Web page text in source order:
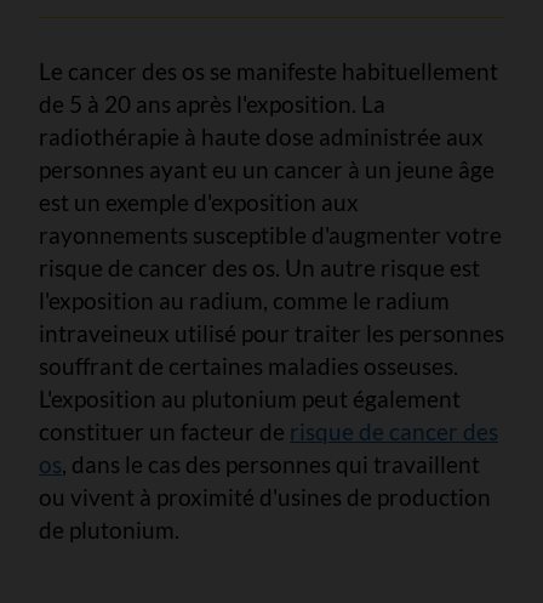
Le cancer des os se manifeste habituellement
de 5 à 20 ans après l'exposition. La
radiothérapie à haute dose administrée aux
personnes ayant eu un cancer à un jeune âge
est un exemple d'exposition aux
rayonnements susceptible d'augmenter votre
risque de cancer des os. Un autre risque est
l'exposition au radium, comme le radium
intraveineux utilisé pour traiter les personnes
souffrant de certaines maladies osseuses.
L'exposition au plutonium peut également
constituer un facteur de risque de cancer des
os, dans le cas des personnes qui travaillent
ou vivent à proximité d'usines de production
de plutonium.